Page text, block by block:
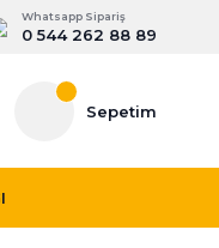
Whatsapp Sipariş
0 544 262 88 89
Sepetim